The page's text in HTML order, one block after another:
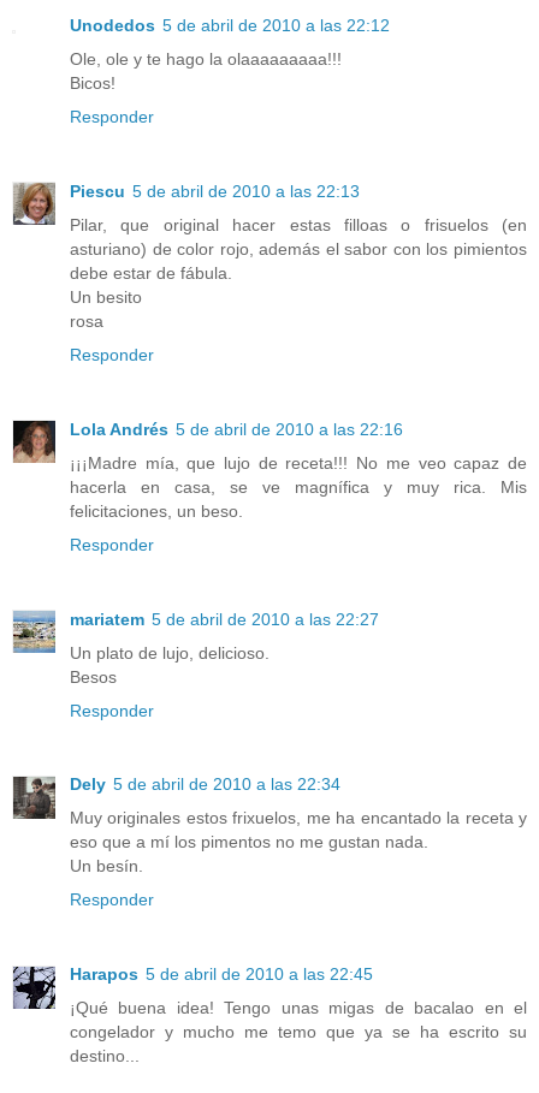
Unodedos 5 de abril de 2010 a las 22:12
Ole, ole y te hago la olaaaaaaaaa!!!
Bicos!
Responder
Piescu 5 de abril de 2010 a las 22:13
Pilar, que original hacer estas filloas o frisuelos (en
asturiano) de color rojo, además el sabor con los pimientos
debe estar de fábula.
Un besito
rosa
Responder
Lola Andrés 5 de abril de 2010 a las 22:16
¡¡¡Madre mía, que lujo de receta!!! No me veo capaz de
hacerla en casa, se ve magnífica y muy rica. Mis
felicitaciones, un beso.
Responder
mariatem 5 de abril de 2010 a las 22:27
Un plato de lujo, delicioso.
Besos
Responder
Dely 5 de abril de 2010 a las 22:34
Muy originales estos frixuelos, me ha encantado la receta y
eso que a mí los pimentos no me gustan nada.
Un besín.
Responder
Harapos 5 de abril de 2010 a las 22:45
¡Qué buena idea! Tengo unas migas de bacalao en el
congelador y mucho me temo que ya se ha escrito su
destino...